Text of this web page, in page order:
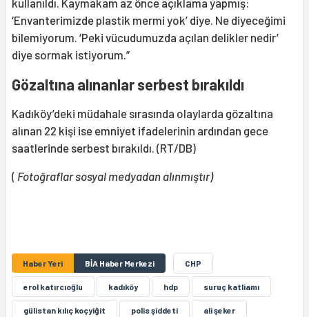
kullanıldı. Kaymakam az önce açıklama yapmış:
‘Envanterimizde plastik mermi yok’ diye. Ne diyeceğimi
bilemiyorum. ‘Peki vücudumuzda açılan delikler nedir’
diye sormak istiyorum.”
Gözaltına alınanlar serbest bırakıldı
Kadıköy’deki müdahale sırasında olaylarda gözaltına
alınan 22 kişi ise emniyet ifadelerinin ardından gece
saatlerinde serbest bırakıldı. (RT/DB)
( Fotoğraflar sosyal medyadan alınmıştır)
Haber Yeri BİA Haber Merkezi CHP
erol katırcıoğlu kadıköy hdp suruç katliamı
gülistan kılıç koçyiğit polis şiddeti ali şeker